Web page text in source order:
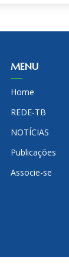
MENU
Home
REDE-TB
NOTÍCIAS
Publicações
Associe-se